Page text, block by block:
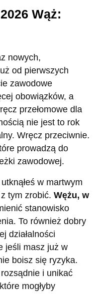
Wąż:
nowych,
od pierwszych
zawodowe
obowiązków, a
przełomowe dla
nie jest to rok
Wręcz przeciwnie.
prowadzą do
zawodowej.
w martwym
tym zrobić. Wężu, w
stanowisko
To również dobry
działalności
jeśli masz już w
boisz się ryzyka.
i unikać
mogłyby